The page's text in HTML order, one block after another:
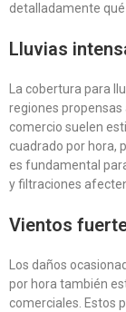
detalladamente
Lluvias
La cobertura para
regiones
comercio suelen
cuadrado por hora,
es fundamental
y filtraciones
Vientos
Los daños
por hora también
comerciales. Estos